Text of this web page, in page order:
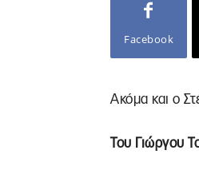
Facebook
Ακόμα και ο
Του Γιώργου